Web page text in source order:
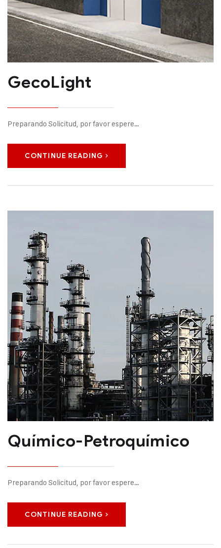
GecoLight
Preparando Solicitud, por favor espere…
CONTINUE READING
Químico-Petroquímico
Preparando Solicitud, por favor espere…
CONTINUE READING